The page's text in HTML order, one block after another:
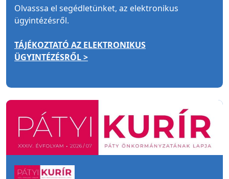
Olvasssa el segédletünket, az elektronikus
ügyintézésről.
TÁJÉKOZTATÓ AZ ELEKTRONIKUS
ÜGYINTÉZÉSRŐL >